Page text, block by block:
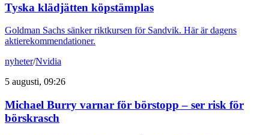
Tyska klädjätten köpstämplas
Goldman Sachs sänker riktkursen för Sandvik. Här är dagens
aktierekommendationer.
nyheter/Nvidia
5 augusti, 09:26
Michael Burry varnar för börstopp – ser risk för
börskrasch